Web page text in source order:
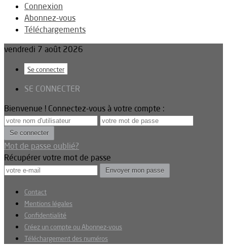
Connexion
Abonnez-vous
Téléchargements
vendredi 7 août 2026
Se connecter
SE CONNECTER
Bienvenue ! Connectez-vous à votre compte :
Mot de passe oublié?
Récupérer votre mot de passe
Contact
Mentions légales
Confidentialité
Créez un compte ou Abonnez-vous
Téléchargement des numéros